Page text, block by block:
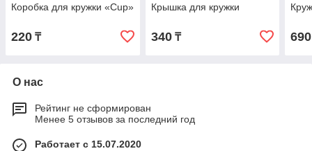
Коробка для кружки «Cup»
220 ₸
Крышка для кружки
340₸ 690
О нас
Рейтинг не сформирован
Менее 5 отзывов за последний год
Работает с 15.07.2020